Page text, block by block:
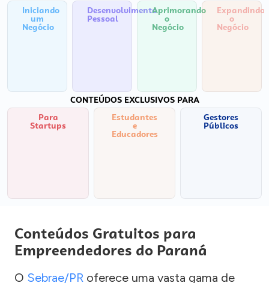
Iniciando
um
Negócio
Desenvolvimento
Pessoal
Aprimorando
o
Negócio
Expandindo
o
Negócio
CONTEÚDOS EXCLUSIVOS PARA
Para
Startups
Estudantes
e
Educadores
Gestores
Públicos
Conteúdos Gratuitos para
Empreendedores do Paraná
O Sebrae/PR oferece uma vasta gama de